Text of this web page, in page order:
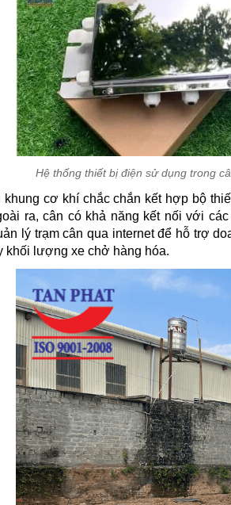
Hệ thống thiết bị điện sử dụng trong
khung cơ khí chắc chắn kết hợp bộ
ra, cân có khả năng kết nối với
lý trạm cân qua internet để hỗ trợ
khối lượng xe chở hàng hóa.